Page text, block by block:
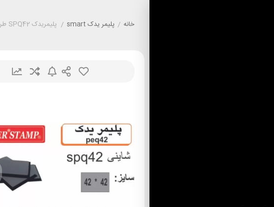
خانه / پليمر يدک smart / پلیمریدک SPQ42 طرح